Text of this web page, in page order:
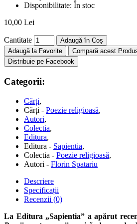
Disponibilitate: În stoc
10,00 Lei
Cantitate
Adaugă în Coș
Adaugă la Favorite
Compară acest
Distribuie pe Facebook
Categorii:
Cărți,
Cărți - Poezie religioasă,
Autori,
Colectia,
Editura,
Editura - Sapientia,
Colectia - Poezie religioasă,
Autori - Florin Spatariu
Descriere
Specificații
Recenzii (0)
La Editura „Sapientia” a apărut